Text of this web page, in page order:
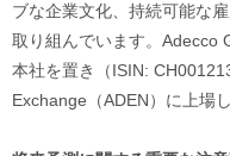
ブな企業文化、持続可能な
取り組んでいます。Adecco
本社を置き（ISIN:
Exchange（ADEN）に上場